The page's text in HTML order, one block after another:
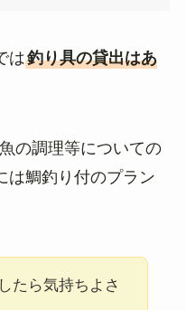
は釣り具の貸出はあ
の調理等についての
は鯛釣り付のプラン
たら気持ちよさ